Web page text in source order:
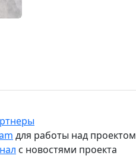
для работы над проектом
с новостями проекта